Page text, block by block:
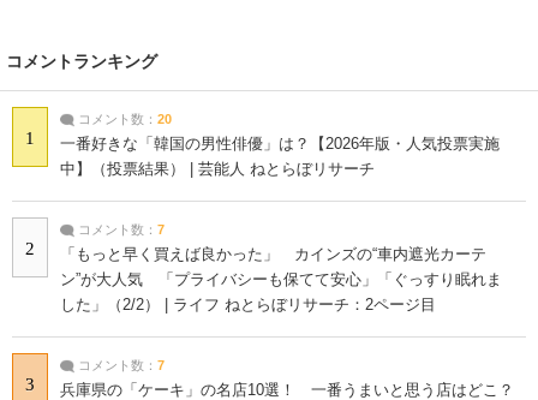
コメントランキング
1
コメント数： 20
一番好きな「韓国の男性俳優」は？【2026年版・人気投票実施
中】（投票結果） | 芸能人 ねとらぼリサーチ
2
コメント数： 7
「もっと早く買えば良かった」 カインズの“車内遮光カーテ
ン”が大人気 「プライバシーも保てて安心」「ぐっすり眠れま
した」（2/2） | ライフ ねとらぼリサーチ：2ページ目
3
コメント数： 7
兵庫県の「ケーキ」の名店10選！ 一番うまいと思う店はどこ？